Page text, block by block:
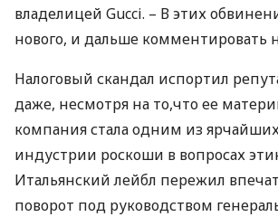
владелицей Gucci. – В этих
нового, и дальше комментировать
Налоговый скандал испортил
даже, несмотря на то,что ее
компания стала одним из
индустрии роскоши в вопросах
Итальянский лейбл пережил
поворот под руководством